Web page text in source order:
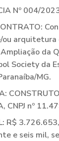
Nº 004/
ou arquitetura
da
Society da
MG.
CNPJ nº
R$
e seis mil,